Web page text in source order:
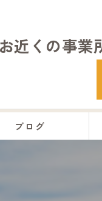
お近くの事業
ブログ